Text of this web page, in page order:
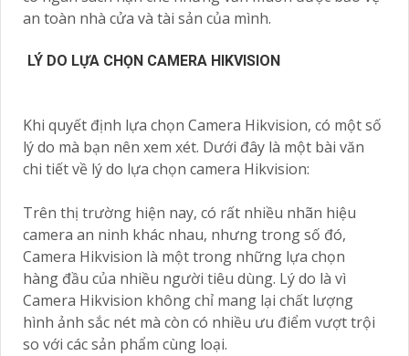
an toàn nhà cửa và tài sản của mình.
LÝ DO LỰA CHỌN CAMERA HIKVISION
Khi quyết định lựa chọn Camera Hikvision, có một số
lý do mà bạn nên xem xét. Dưới đây là một bài văn
chi tiết về lý do lựa chọn camera Hikvision:
Trên thị trường hiện nay, có rất nhiều nhãn hiệu
camera an ninh khác nhau, nhưng trong số đó,
Camera Hikvision là một trong những lựa chọn
hàng đầu của nhiều người tiêu dùng. Lý do là vì
Camera Hikvision không chỉ mang lại chất lượng
hình ảnh sắc nét mà còn có nhiều ưu điểm vượt trội
so với các sản phẩm cùng loại.